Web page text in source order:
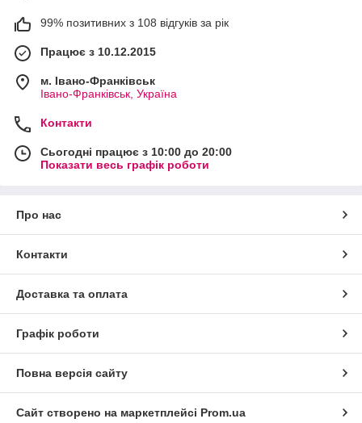
99% позитивних з 108 відгуків за рік
Працює з 10.12.2015
м. Івано-Франківськ
Івано-Франківськ, Україна
Контакти
Сьогодні працює з 10:00 до 20:00
Показати весь графік роботи
Про нас
Контакти
Доставка та оплата
Графік роботи
Повна версія сайту
Сайт створено на маркетплейсі Prom.ua